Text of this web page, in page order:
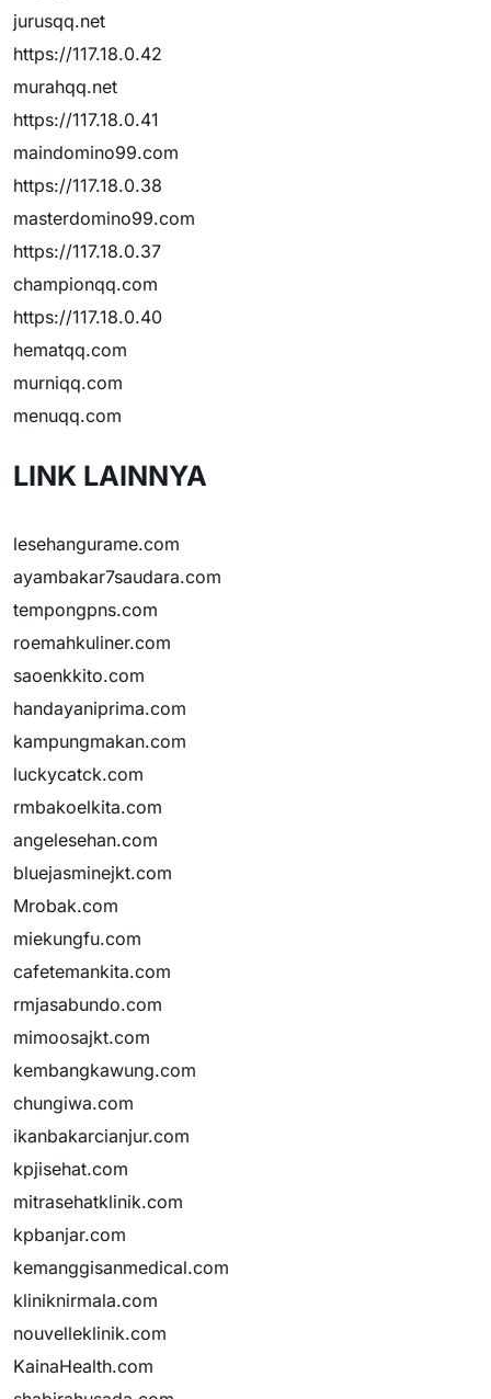
jurusqq.net
https://117.18.0.42
murahqq.net
https://117.18.0.41
maindomino99.com
https://117.18.0.38
masterdomino99.com
https://117.18.0.37
championqq.com
https://117.18.0.40
hematqq.com
murniqq.com
menuqq.com
LINK LAINNYA
lesehangurame.com
ayambakar7saudara.com
tempongpns.com
roemahkuliner.com
saoenkkito.com
handayaniprima.com
kampungmakan.com
luckycatck.com
rmbakoelkita.com
angelesehan.com
bluejasminejkt.com
Mrobak.com
miekungfu.com
cafetemankita.com
rmjasabundo.com
mimoosajkt.com
kembangkawung.com
chungiwa.com
ikanbakarcianjur.com
kpjisehat.com
mitrasehatklinik.com
kpbanjar.com
kemanggisanmedical.com
kliniknirmala.com
nouvelleklinik.com
KainaHealth.com